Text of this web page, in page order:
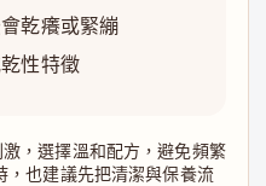
乾癢或緊繃
性特徵
，選擇溫和配方，避免頻繁
，也建議先把清潔與保養流